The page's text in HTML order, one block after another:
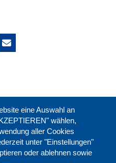
eine Auswahl an
wählen,
aller Cookies
unter "Einstellungen"
oder ablehnen sowie